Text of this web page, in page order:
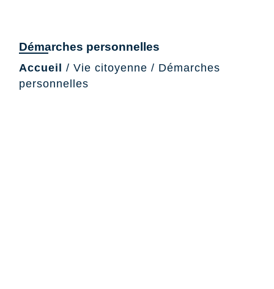
Démarches personnelles
Accueil / Vie citoyenne / Démarches
personnelles